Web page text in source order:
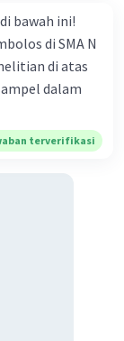
Kevin 😃
bawah ini!
di SMA N
dalam
terverifikasi